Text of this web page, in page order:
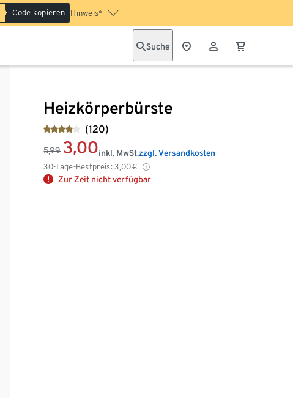
Code kopieren Hinweis*
Suche
Heizkörperbürste
(120)
5,99 3,00
30-Tage-Bestpreis: 3,00€
inkl. MwSt.zzgl. Versandkosten
Zur Zeit nicht verfügbar